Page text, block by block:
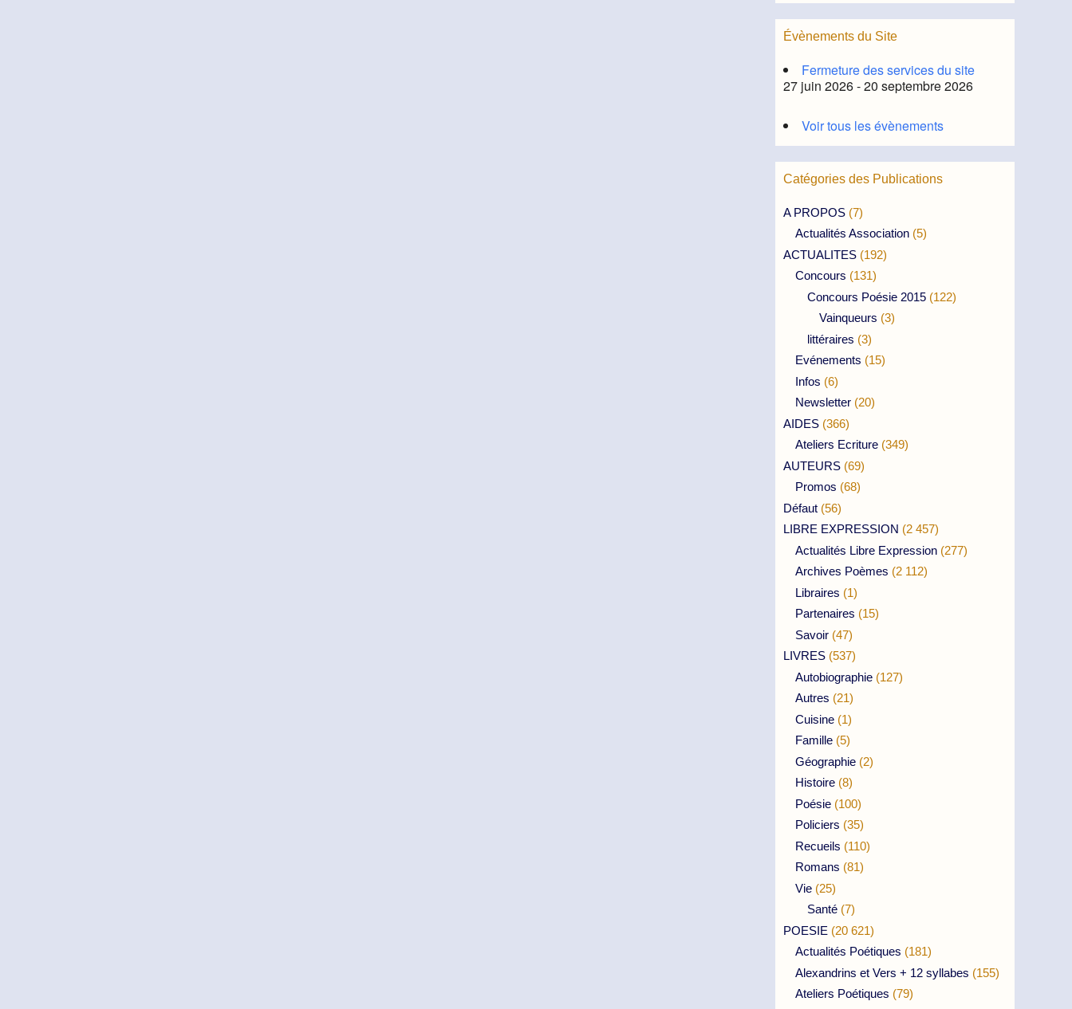
Évènements du Site
Fermeture des services du site
27 juin 2026 - 20 septembre 2026
Voir tous les évènements
Catégories des Publications
A PROPOS (7)
Actualités Association (5)
ACTUALITES (192)
Concours (131)
Concours Poésie 2015 (122)
Vainqueurs (3)
littéraires (3)
Evénements (15)
Infos (6)
Newsletter (20)
AIDES (366)
Ateliers Ecriture (349)
AUTEURS (69)
Promos (68)
Défaut (56)
LIBRE EXPRESSION (2 457)
Actualités Libre Expression (277)
Archives Poèmes (2 112)
Libraires (1)
Partenaires (15)
Savoir (47)
LIVRES (537)
Autobiographie (127)
Autres (21)
Cuisine (1)
Famille (5)
Géographie (2)
Histoire (8)
Poésie (100)
Policiers (35)
Recueils (110)
Romans (81)
Vie (25)
Santé (7)
POESIE (20 621)
Actualités Poétiques (181)
Alexandrins et Vers + 12 syllabes (155)
Ateliers Poétiques (79)